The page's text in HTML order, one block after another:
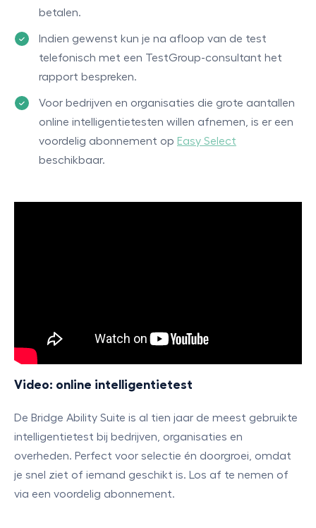
betalen.
Indien gewenst kun je na afloop van de test
telefonisch met een TestGroup-consultant het
rapport bespreken.
Voor bedrijven en organisaties die grote aantallen
online intelligentietesten willen afnemen, is er een
voordelig abonnement op Easy Select
beschikbaar.
Video: online intelligentietest
De Bridge Ability Suite is al tien jaar de meest gebruikte
intelligentietest bij bedrijven, organisaties en
overheden. Perfect voor selectie én doorgroei, omdat
je snel ziet of iemand geschikt is. Los af te nemen of
via een voordelig abonnement.